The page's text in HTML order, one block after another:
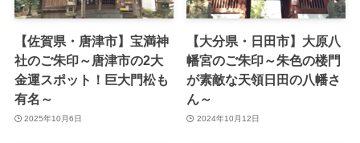
【佐賀県・唐津市】宝満神
社のご朱印～唐津市の2大
金運スポット！巨大門松も
有名～
2025年10月6日
【大分県・日田市】大原八
幡宮のご朱印～朱色の楼門
が素敵な天領日田の八幡さ
ん～
2024年10月12日